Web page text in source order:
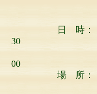
日 時：
30
LECTURE II
00
場 所